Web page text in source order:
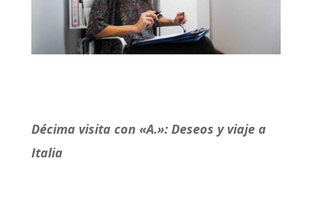
Décima visita con «A.»: Deseos y viaje a
Italia